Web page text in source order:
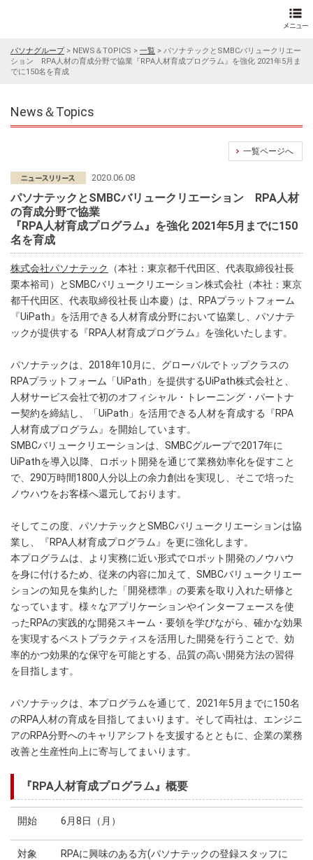
パソナグループ> NEWS＆TOPICS > 一覧 > パソナテックとSMBCバリュークリエー
ション RPA人材の育成分野で協業『RPA人材育成プログラム』を強化 2021年5月ま
でに150名を育成
News＆Topics
一覧ページへ
2020.06.08
パソナテックとSMBCバリュークリエーション RPA人材
の育成分野で協業
『RPA人材育成プログラム』を強化 2021年5月までに150
名を育成
株式会社パソナテック
（本社：東京都千代田区、代表取締役社長
栗本裕司）とSMBCバリュークリエーション株式会社（本社：東京
都千代田区、代表取締役社長 山本慶）は、RPAプラットフォーム
『UiPath』を活用できる人材育成分野において協業し、パソナテ
ックが提供する『RPA人材育成プログラム』を強化いたします。
パソナテックは、2018年10月に、グローバルでトップクラスの
RPAプラットフォーム「UiPath」を提供するUiPath株式会社と、
人材サービス会社で初のオフィシャル・トレーニング・パートナ
ー契約を締結し、「UiPath」を活用できる人材を育成する『RPA
人材育成プログラム』を開始しています。
SMBCバリュークリエーションは、SMBCグループで2017年に
UiPathを導入以降、ロボット開発を通じて業務効率化を促すこと
で、290万時間1800人分以上の余力創出を実現し、そこで培った
ノウハウをお客様へ還元しております。
そしてこの度、パソナテックとSMBCバリュークリエーションは協
業し、『RPA人材育成プログラム』を更に強化します。
本プログラムは、より実務に近い形式でロボット開発のノウハウ
を身に付けるため、従来の内容に加えて、SMBCバリュークリエー
ションの知見を集約した「開発標準」の要素を取り入れた研修と
なっています。様々なアプリケーションやインターフェースを使
ったRPAの実践的な開発スキーム・要領を学びながら、確かな効果
を実現するベストプラクティスを活用した開発を行うことで、効
率的かつ効果的な保守を可能とする、品質の高い開発方法の習得
を目指します。
パソナテックは、本プログラムを通じて、2021年5月までに150名
のRPA人材の育成を目指してまいります。そして両社は、エンジニ
アのRPA分野へのキャリアシフトを支援するとともに、企業の業務
改善と生産性向上に寄与してまいります。
『RPA人材育成プログラム』概要
開始 6月8日（月）
対象
RPAに興味のある方(パソナテックの登録スタッフに